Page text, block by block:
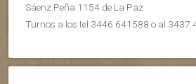
Sáenz Peña 1154 de La Paz
Turnos a los tel 3446 641588 o al 3437